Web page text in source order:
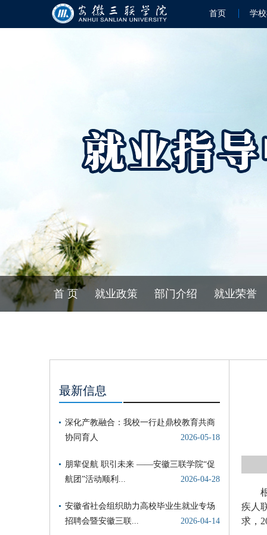
首页 学
首 页 就业政策 部门介绍 就业荣誉
最新信息
疾人
求，